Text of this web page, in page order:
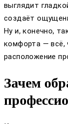
выглядит
создаёт
Ну и, конечно,
комфорта — всё,
расположение
Зачем